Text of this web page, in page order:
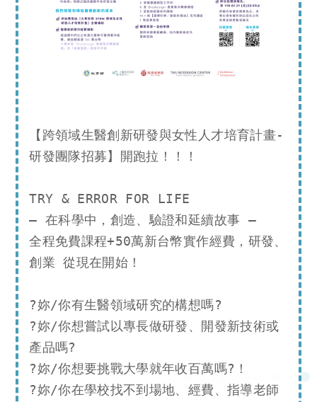
【跨領域生醫創新研發與女性人才培育計畫-
研發團隊招募】開跑拉！！！
TRY & ERROR FOR LIFE
– 在科學中，創造、驗證和延續故事 –
全程免費課程+50萬新台幣實作經費，研發、
創業 從現在開始！
?妳/你有生醫領域研究的構想嗎?
?妳/你想嘗試以專長做研發、開發新技術或
產品嗎?
?妳/你想要挑戰大學就年收百萬嗎?！
?妳/你在學校找不到場地、經費、指導老師